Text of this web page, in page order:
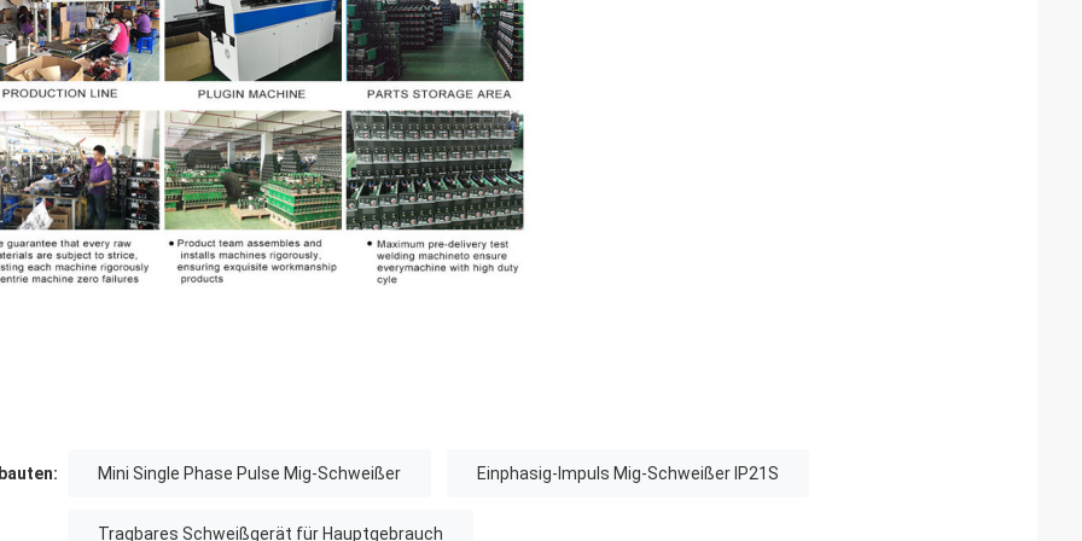
Mini Single Phase Pulse Mig-Schweißer Einphasig-Impuls Mig-Schweißer IP21S
Tragbares Schweißgerät für Hauptgebrauch